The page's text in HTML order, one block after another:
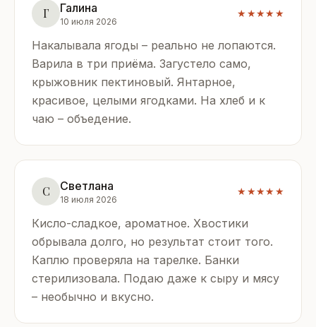
Г Галина
10 июля 2026
★★★★★
Накалывала ягоды – реально не лопаются.
Варила в три приёма. Загустело само,
крыжовник пектиновый. Янтарное,
красивое, целыми ягодками. На хлеб и к
чаю – объедение.
С Светлана
18 июля 2026
★★★★★
Кисло-сладкое, ароматное. Хвостики
обрывала долго, но результат стоит того.
Каплю проверяла на тарелке. Банки
стерилизовала. Подаю даже к сыру и мясу
– необычно и вкусно.